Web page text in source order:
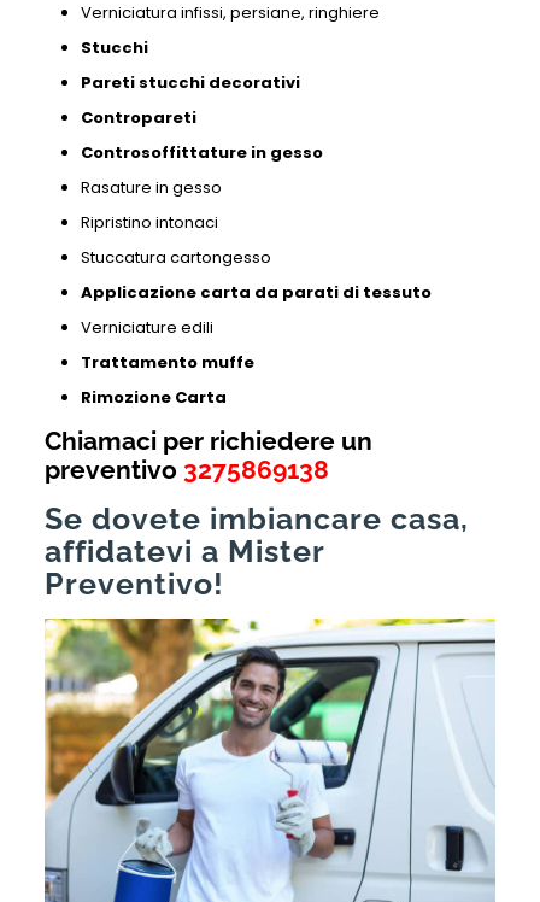
Verniciatura infissi, persiane, ringhiere
Stucchi
Pareti stucchi decorativi
Contropareti
Controsoffittature in gesso
Rasature in gesso
Ripristino intonaci
Stuccatura cartongesso
Applicazione carta da parati di tessuto
Verniciature edili
Trattamento muffe
Rimozione Carta
Chiamaci per richiedere un
preventivo 3275869138
Se dovete imbiancare casa,
affidatevi a Mister
Preventivo!